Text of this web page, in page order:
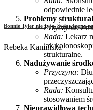
Bonnie Tyler nie żyje. Świat żegna
Rebeka Kamińska
odpowiednie
Problemy
Przyczyna:
Rada: Lekarz
jak
strukturalne.
Nadużywanie
Przyczyna:
Rada:
stosowaniem
Nieprawidłowa